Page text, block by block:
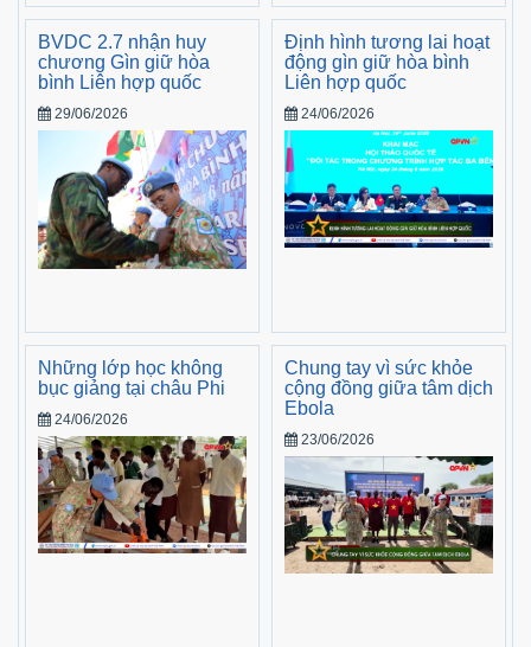
BVDC 2.7 nhận huy
chương Gìn giữ hòa
bình Liên hợp quốc
29/06/2026
Định hình tương lai hoạt
động gìn giữ hòa bình
Liên hợp quốc
24/06/2026
Những lớp học không
bục giảng tại châu Phi
24/06/2026
Chung tay vì sức khỏe
cộng đồng giữa tâm dịch
Ebola
23/06/2026